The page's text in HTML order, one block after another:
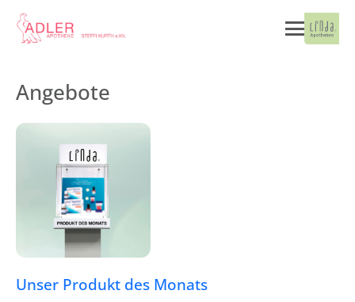
Angebote
Unser Produkt des Monats